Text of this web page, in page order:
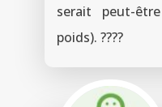
serait peut-
poids). ????